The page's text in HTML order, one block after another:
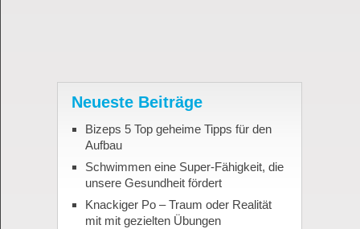
Neueste Beiträge
Bizeps 5 Top geheime Tipps für den
Aufbau
Schwimmen eine Super-Fähigkeit, die
unsere Gesundheit fördert
Knackiger Po – Traum oder Realität
mit mit gezielten Übungen